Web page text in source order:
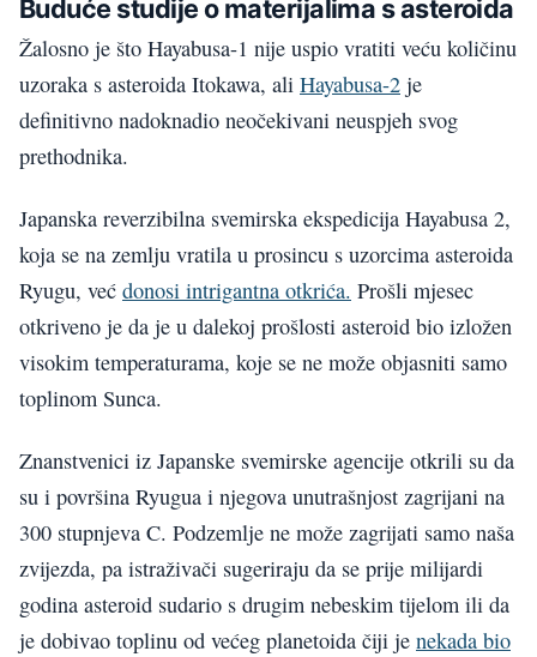
Buduće studije o materijalima s asteroida
Žalosno je što Hayabusa-1 nije uspio vratiti veću količinu
uzoraka s asteroida Itokawa, ali Hayabusa-2 je
definitivno nadoknadio neočekivani neuspjeh svog
prethodnika.
Japanska reverzibilna svemirska ekspedicija Hayabusa 2,
koja se na zemlju vratila u prosincu s uzorcima asteroida
Ryugu, već donosi intrigantna otkrića. Prošli mjesec
otkriveno je da je u dalekoj prošlosti asteroid bio izložen
visokim temperaturama, koje se ne može objasniti samo
toplinom Sunca.
Znanstvenici iz Japanske svemirske agencije otkrili su da
su i površina Ryugua i njegova unutrašnjost zagrijani na
300 stupnjeva C. Podzemlje ne može zagrijati samo naša
zvijezda, pa istraživači sugeriraju da se prije milijardi
godina asteroid sudario s drugim nebeskim tijelom ili da
je dobivao toplinu od većeg planetoida čiji je nekada bio